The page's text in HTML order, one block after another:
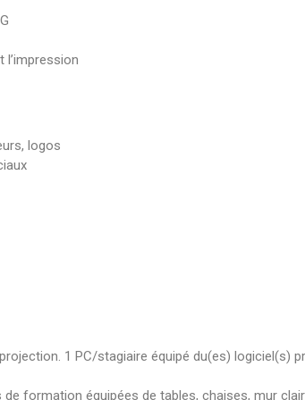
l’impression
logos
1 PC/stagiaire équipé du(es) logiciel(s)
formation équipées de tables, chaises, mur